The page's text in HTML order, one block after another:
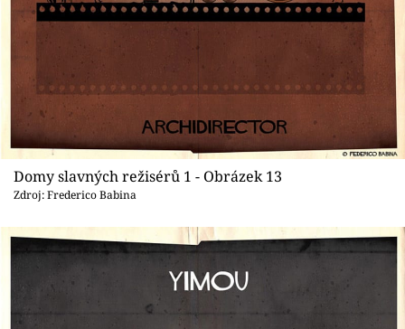
Domy slavných režisérů 1 - Obrázek 13
Zdroj: Frederico Babina